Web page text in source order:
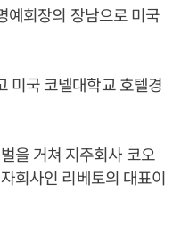
예회장의 장남으로 미국
미국 코넬대학교 호텔경
을 거쳐 지주회사 코오
회사인 리베토의 대표이